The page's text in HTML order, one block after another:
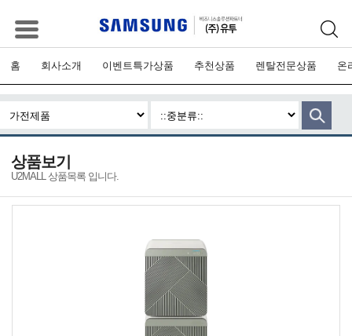
홈 회사소개 이벤트특가상품 추천상품 렌탈전문상품 온
상품보기
U2MALL 상품목록 입니다.